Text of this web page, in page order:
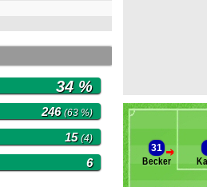
34 %
246(63 %)
15(4)
6
>
31
Becker